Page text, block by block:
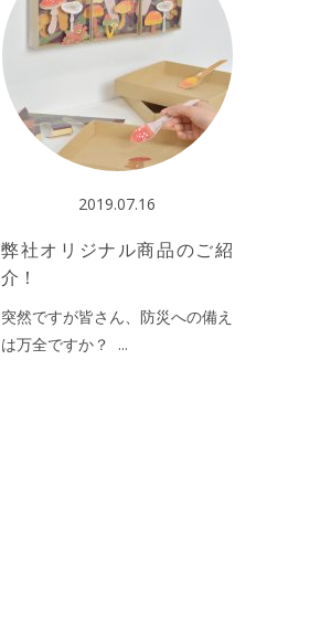
2019.07.16
弊社オリジナル商品のご紹
介！
突然ですが皆さん、防災への備え
は万全ですか？ ...